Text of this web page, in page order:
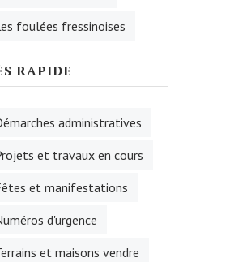
foulées fressinoises
RAPIDE
administratives
et travaux en cours
et manifestations
d'urgence
et maisons vendre